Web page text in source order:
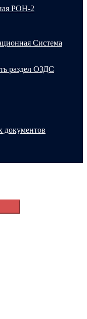
РОН-2
Система
раздел ОЗДС
документов